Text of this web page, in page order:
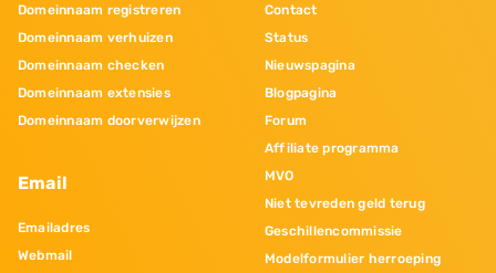
Domeinnaam registreren
Domeinnaam verhuizen
Domeinnaam checken
Domeinnaam extensies
Domeinnaam doorverwijzen
Email
Emailadres
Webmail
Contact
Status
Nieuwspagina
Blogpagina
Forum
Affiliate programma
MVO
Niet tevreden geld terug
Geschillencommissie
Modelformulier herroeping